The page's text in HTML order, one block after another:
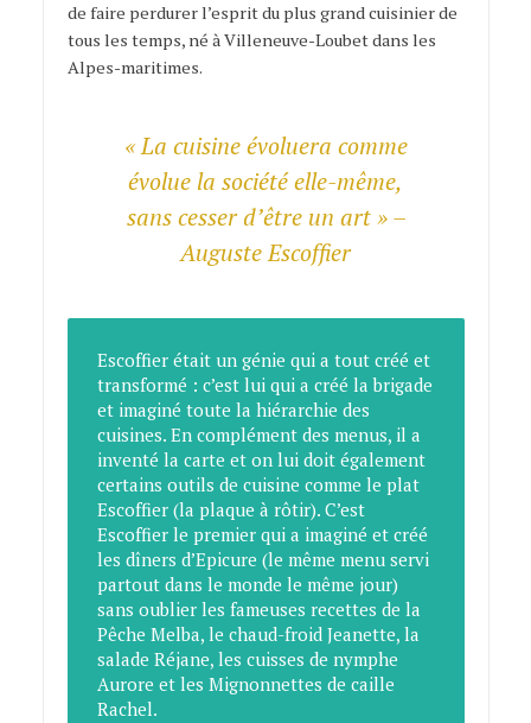
de faire perdurer l’esprit du plus grand cuisinier de
tous les temps, né à Villeneuve-Loubet dans les
Alpes-maritimes.
«La cuisine évoluera comme
évolue la société elle-même,
sans cesser d’être un art » –
Auguste Escoffier
Escoffier était un génie qui a tout créé et
transformé : c’est lui qui a créé la brigade
et imaginé toute la hiérarchie des
cuisines. En complément des menus, il a
inventé la carte et on lui doit également
certains outils de cuisine comme le plat
Escoffier (la plaque à rôtir). C’est
Escoffier le premier qui a imaginé et créé
les dîners d’Epicure (le même menu servi
partout dans le monde le même jour)
sans oublier les fameuses recettes de la
Pêche Melba, le chaud-froid Jeanette, la
salade Réjane, les cuisses de nymphe
Aurore et les Mignonnettes de caille
Rachel.